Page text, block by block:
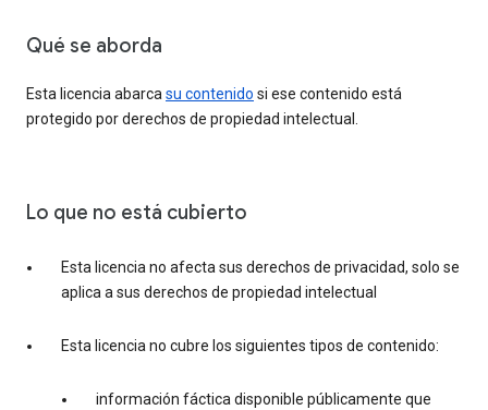
Qué se aborda
Esta licencia abarcasu contenido si ese contenido está
protegido por derechos de propiedad intelectual.
Lo que no está cubierto
Esta licencia no afecta sus derechos de privacidad, solo se
aplica a sus derechos de propiedad intelectual
Esta licencia no cubre los siguientes tipos de contenido:
información fáctica disponible públicamente que